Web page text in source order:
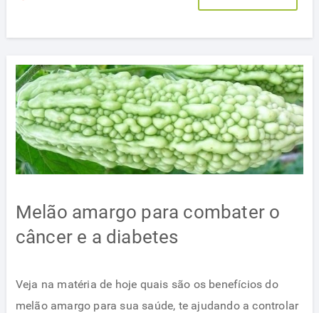
Melão amargo para combater o
câncer e a diabetes
Veja na matéria de hoje quais são os benefícios do
melão amargo para sua saúde, te ajudando a controlar